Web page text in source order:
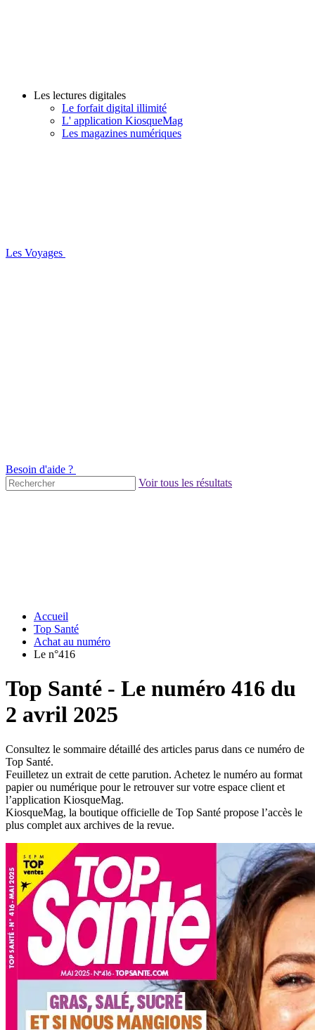
Les lectures digitales
Le forfait digital illimité
L' application KiosqueMag
Les magazines numériques
Les Voyages
Besoin d'aide ?
Voir tous les résultats
Accueil
Top Santé
Achat au numéro
Le n°416
Top Santé - Le numéro 416 du
2 avril 2025
Consultez le sommaire détaillé des articles parus dans ce numéro de
Top Santé.
Feuilletez un extrait de cette parution. Achetez le numéro au format
papier ou numérique pour le retrouver sur votre espace client et
l’application KiosqueMag.
KiosqueMag, la boutique officielle de Top Santé propose l’accès le
plus complet aux archives de la revue.